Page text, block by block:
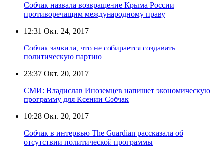
Собчак назвала возвращение Крыма России
противоречащим международному праву
12:31 Окт. 24, 2017
Собчак заявила, что не собирается создавать
политическую партию
23:37 Окт. 20, 2017
СМИ: Владислав Иноземцев напишет экономическую
программу для Ксении Собчак
10:28 Окт. 20, 2017
Собчак в интервью The Guardian рассказала об
отсутствии политической программы